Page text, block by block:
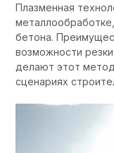
Плазменная
бетона.
возможности
делают этот
сценариях